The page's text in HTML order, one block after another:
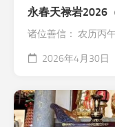
永春天禄岩2026
诸位善信： 农历丙
2026年4月30日